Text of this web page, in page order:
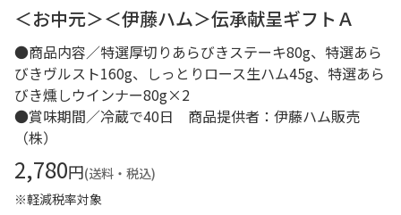
＜お中元＞＜伊藤ハム＞伝承献呈ギフトＡ
●商品内容／特選厚切りあらびきステーキ80g、特選あら
びきヴルスト160g、しっとりロース生ハム45g、特選あら
びき燻しウインナー80g×2
●賞味期間／冷蔵で40日 商品提供者：伊藤ハム販売
（株）
2,780円(送料・税込)
※軽減税率対象